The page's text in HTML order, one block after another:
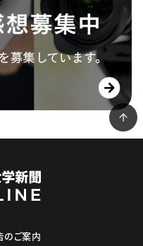
のご案内